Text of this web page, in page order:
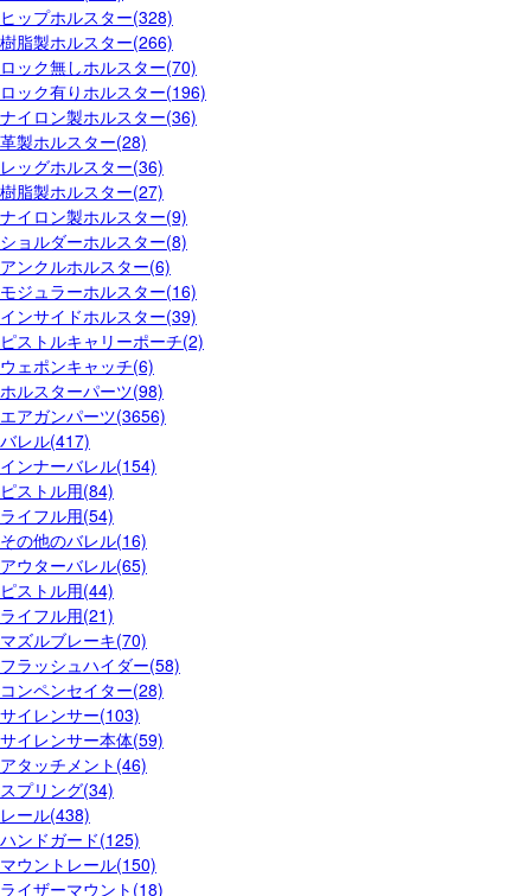
ヒップホルスター(328)
樹脂製ホルスター(266)
ロック無しホルスター(70)
ロック有りホルスター(196)
ナイロン製ホルスター(36)
革製ホルスター(28)
レッグホルスター(36)
樹脂製ホルスター(27)
ナイロン製ホルスター(9)
ショルダーホルスター(8)
アンクルホルスター(6)
モジュラーホルスター(16)
インサイドホルスター(39)
ピストルキャリーポーチ(2)
ウェポンキャッチ(6)
ホルスターパーツ(98)
エアガンパーツ(3656)
バレル(417)
インナーバレル(154)
ピストル用(84)
ライフル用(54)
その他のバレル(16)
アウターバレル(65)
ピストル用(44)
ライフル用(21)
マズルブレーキ(70)
フラッシュハイダー(58)
コンペンセイター(28)
サイレンサー(103)
サイレンサー本体(59)
アタッチメント(46)
スプリング(34)
レール(438)
ハンドガード(125)
マウントレール(150)
ライザーマウント(18)